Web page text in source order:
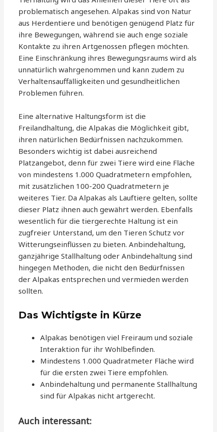
problematisch angesehen. Alpakas sind von Natur
aus Herdentiere und benötigen genügend Platz für
ihre Bewegungen, während sie auch enge soziale
Kontakte zu ihren Artgenossen pflegen möchten.
Eine Einschränkung ihres Bewegungsraums wird als
unnatürlich wahrgenommen und kann zudem zu
Verhaltensauffälligkeiten und gesundheitlichen
Problemen führen.
Eine alternative Haltungsform ist die
Freilandhaltung, die Alpakas die Möglichkeit gibt,
ihren natürlichen Bedürfnissen nachzukommen.
Besonders wichtig ist dabei ausreichend
Platzangebot, denn für zwei Tiere wird eine Fläche
von mindestens 1.000 Quadratmetern empfohlen,
mit zusätzlichen 100-200 Quadratmetern je
weiteres Tier. Da Alpakas als Lauftiere gelten, sollte
dieser Platz ihnen auch gewährt werden. Ebenfalls
wesentlich für die tiergerechte Haltung ist ein
zugfreier Unterstand, um den Tieren Schutz vor
Witterungseinflüssen zu bieten. Anbindehaltung,
ganzjährige Stallhaltung oder Anbindehaltung sind
hingegen Methoden, die nicht den Bedürfnissen
der Alpakas entsprechen und vermieden werden
sollten.
Das Wichtigste in Kürze
Alpakas benötigen viel Freiraum und soziale
Interaktion für ihr Wohlbefinden.
Mindestens 1.000 Quadratmeter Fläche wird
für die ersten zwei Tiere empfohlen.
Anbindehaltung und permanente Stallhaltung
sind für Alpakas nicht artgerecht.
Auch interessant: